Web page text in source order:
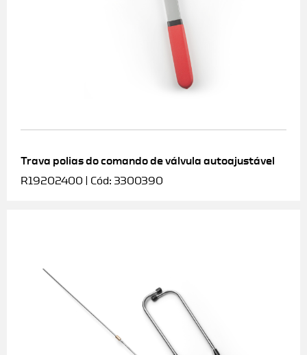
Trava polias do comando de válvula autoajustável
R19202400 | Cód: 3300390